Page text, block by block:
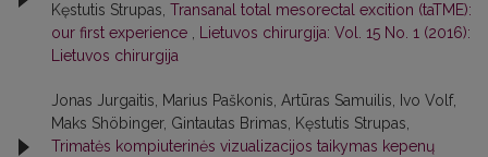
Kęstutis Strupas, Transanal total mesorectal excition (taTME):
our first experience
Lietuvos chirurgija: Vol. 15 No. 1 (2016):
Lietuvos chirurgija
Jonas Jurgaitis, Marius Paškonis, Artūras Samuilis, Ivo Volf,
Maks Shöbinger, Gintautas Brimas, Kęstutis Strupas,
Trimatės kompiuterinės vizualizacijos taikymas kepenų